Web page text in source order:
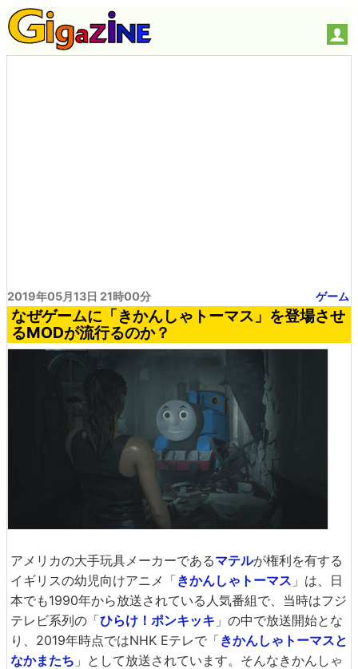
2019年05月13日 21時00分 ゲーム
なぜゲームに「きかんしゃトーマス」を登場させ
るMODが流行るのか？
アメリカの大手玩具メーカーであるマテルが権利を有する
イギリスの幼児向けアニメ「きかんしゃトーマス 」は、日
本でも1990年から放送されている人気番組で、当時はフジ
テレビ系列の「ひらけ！ポンキッキ 」の中で放送開始とな
り、2019年時点ではNHK Eテレで「きかんしゃトーマスと
なかまたち 」として放送されています。そんなきかんしゃ